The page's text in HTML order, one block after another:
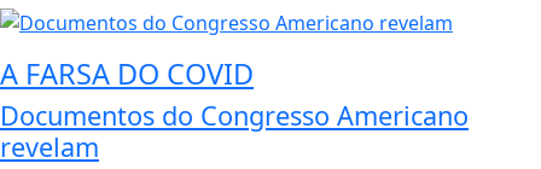
A FARSA DO COVID
Documentos do Congresso Americano
revelam